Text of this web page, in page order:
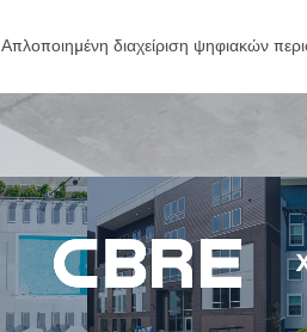
Απλοποιημένη διαχείριση ψηφιακών